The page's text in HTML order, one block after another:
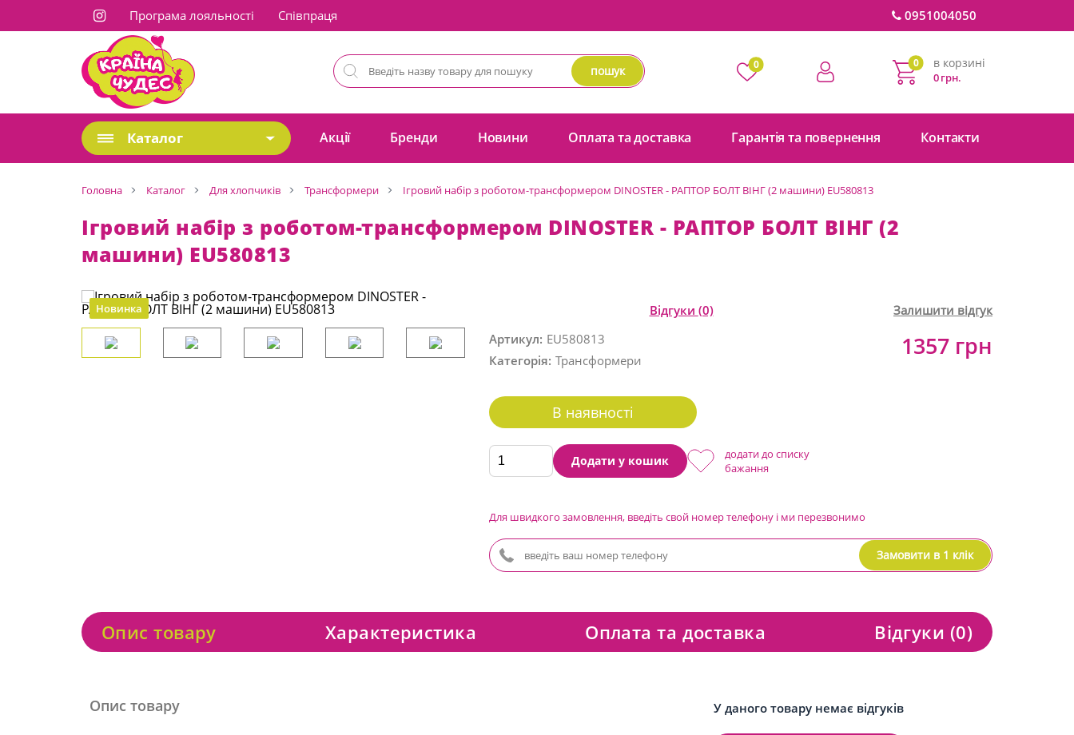
Програма лояльності Cпівпраця 0951004050
пошук 0 0 в корзині
0 грн.
Каталог Акції Бренди Новини Оплата та доставка Гарантія та повернення Контакти
Головна Каталог Для хлопчиків Трансформери Ігровий набір з роботом-трансформером DINOSTER - РАПТОР БОЛТ ВІНГ (2 машини) EU580813
Ігровий набір з роботом-трансформером DINOSTER - РАПТОР БОЛТ ВІНГ (2
машини) EU580813
Новинка Відгуки (0)
Залишити відгук
Артикул: EU580813
Категорія: Трансформери 1357 грн
В наявності
Додати у кошик
додати до списку
бажання
Для швидкого замовлення, введіть свой номер телефону і ми перезвонимо
Замовити в 1 клік
Опис товару Характеристика Оплата та доставка Відгуки (0)
Опис товару У даного товару немає відгуків